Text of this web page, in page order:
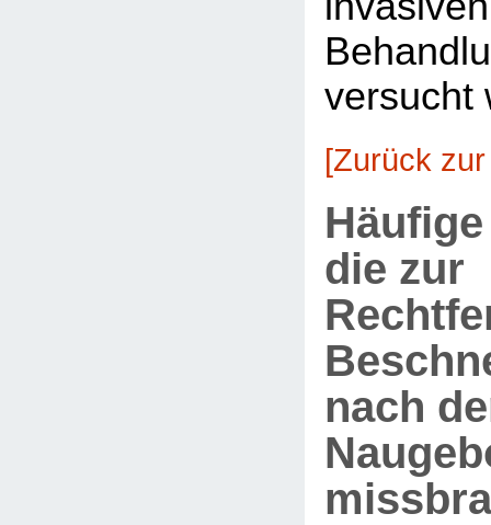
versucht
[Zurück
die zur
nach